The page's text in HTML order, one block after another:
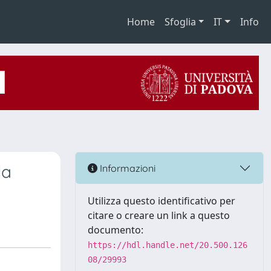
Home Sfoglia IT Info
Informazioni
Utilizza questo identificativo per
citare o creare un link a questo
documento:
https://hdl.handle.net/20.500.126
08/29993